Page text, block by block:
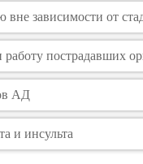
вне зависимости от
пострадавших
АД
и инсульта